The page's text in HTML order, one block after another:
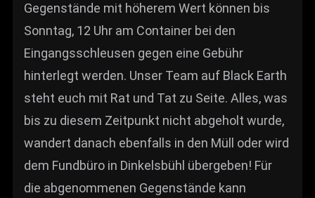
Gegenstände mit höherem Wert können bis
Sonntag, 12 Uhr am Container bei den
Eingangsschleusen gegen eine Gebühr
hinterlegt werden. Unser Team auf Black Earth
steht euch mit Rat und Tat zu Seite. Alles, was
bis zu diesem Zeitpunkt nicht abgeholt wurde,
wandert danach ebenfalls in den Müll oder wird
dem Fundbüro in Dinkelsbühl übergeben! Für
die abgenommenen Gegenstände kann